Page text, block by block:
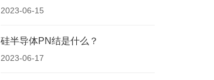
艺？
2023-06-15
硅半导体PN结是什么？
2023-06-17